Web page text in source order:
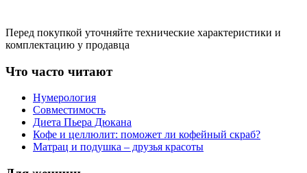
Перед покупкой уточняйте технические характеристики и
комплектацию у продавца
Что часто читают
Нумерология
Совместимость
Диета Пьера Дюкана
Кофе и целлюлит: поможет ли кофейный скраб?
Матрац и подушка – друзья красоты